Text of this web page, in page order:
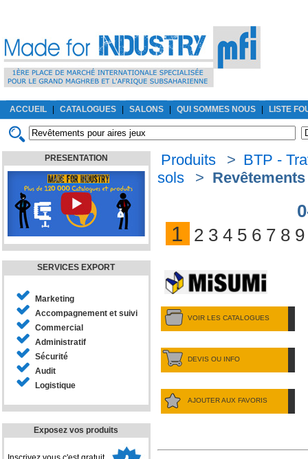
ACCUEIL CATALOGUES SALONS QUI SOMMES NOUS LISTE
PRESENTATION
SERVICES EXPORT
Marketing
Accompagnement et suivi
Commercial
Administratif
Sécurité
Audit
Logistique
Exposez vos produits
Produits > BTP -
sols
>
1 2 3 4 5 6 7 8 9
VOIR LES CATALOGUES
DEVIS OU INFO
AJOUTER AUX FAVORIS